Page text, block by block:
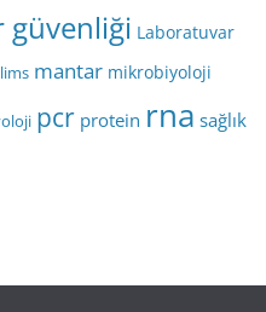
güvenliği Laboratuvar
lims mantar mikrobiyoloji
pcr protein rna sağlık